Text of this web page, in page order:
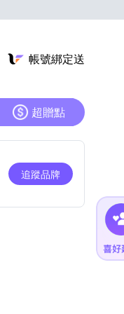
帳號綁定送
超贈點
追蹤品牌